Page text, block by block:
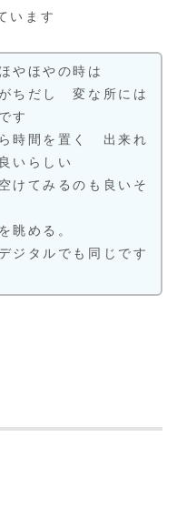
います
やほやの時は
ちだし 変な所には
す
時間を置く 出来れ
いらしい
けてみるのも良いそ
眺める。
ジタルでも同じです